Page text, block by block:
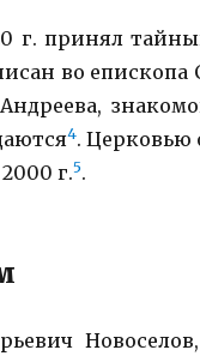
г. принял
во
4. Церковью
г.5.